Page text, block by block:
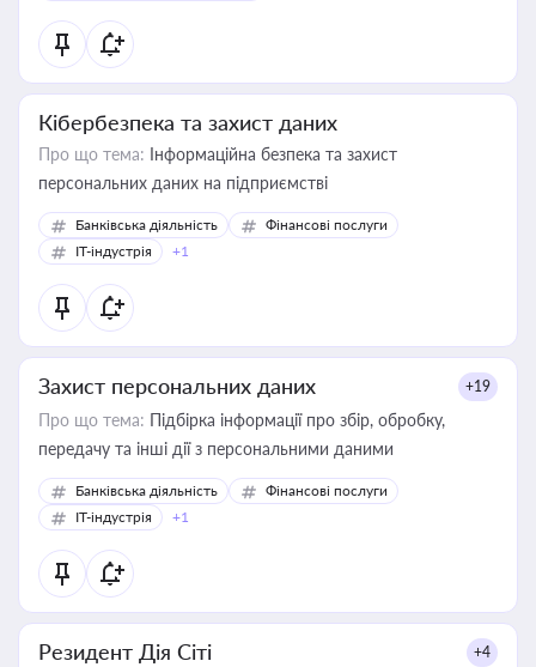
Кібербезпека та захист даних
Про що тема: Інформаційна безпека та захист
персональних даних на підприємстві
Банківська діяльність
Фінансові послуги
IT-індустрія
+1
Захист персональних даних +19
Про що тема: Підбірка інформації про збір, обробку,
передачу та інші дії з персональними даними
Банківська діяльність
Фінансові послуги
IT-індустрія
+1
Резидент Дія Сіті +4